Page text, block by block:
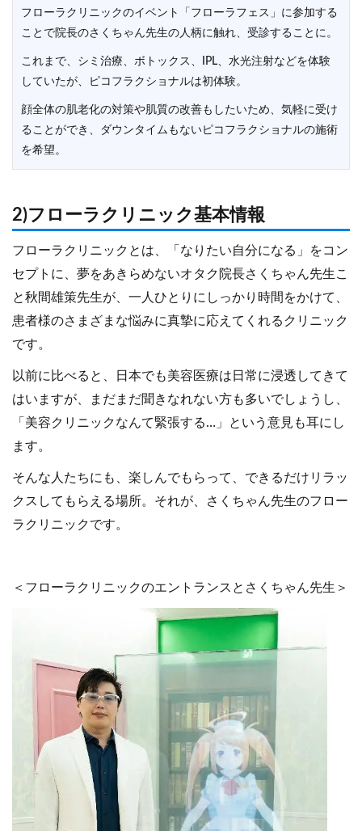
フローラクリニックのイベント「フローラフェス」に参加する
ことで院長のさくちゃん先生の人柄に触れ、受診することに。
これまで、シミ治療、ボトックス、IPL、水光注射などを体験
していたが、ピコフラクショナルは初体験。
顔全体の肌老化の対策や肌質の改善もしたいため、気軽に受け
ることができ、ダウンタイムもないピコフラクショナルの施術
を希望。
2)フローラクリニック基本情報
フローラクリニックとは、「なりたい自分になる」をコン
セプトに、夢をあきらめないオタク院長さくちゃん先生こ
と秋間雄策先生が、一人ひとりにしっかり時間をかけて、
患者様のさまざまな悩みに真摯に応えてくれるクリニック
です。
以前に比べると、日本でも美容医療は日常に浸透してきて
はいますが、まだまだ聞きなれない方も多いでしょうし、
「美容クリニックなんて緊張する…」という意見も耳にし
ます。
そんな人たちにも、楽しんでもらって、できるだけリラッ
クスしてもらえる場所。それが、さくちゃん先生のフロー
ラクリニックです。
＜フローラクリニックのエントランスとさくちゃん先生＞